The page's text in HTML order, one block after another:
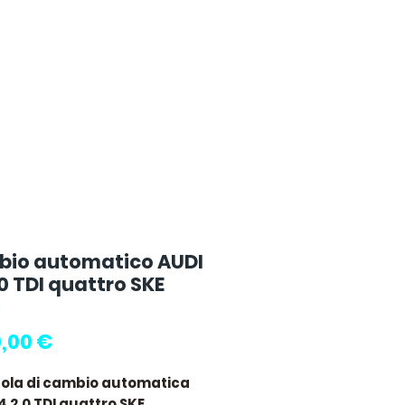
automatico AUDI
TDI quattro SKE
€
di cambio automatica